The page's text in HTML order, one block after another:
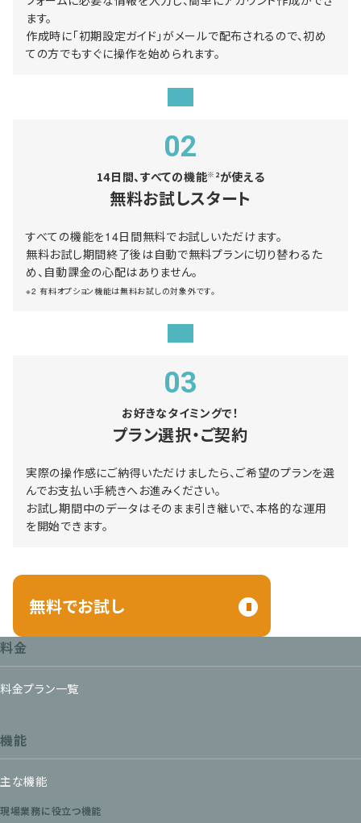
ます。
作成時に「初期設定ガイド」がメールで配布されるので、初め
ての方でもすぐに操作を始められます。
02
14日間、すべての機能※2が使える
無料お試しスタート
すべての機能を14日間無料でお試しいただけます。
無料お試し期間終了後は自動で無料プランに切り替わるた
め、自動課金の心配はありません。
※2 有料オプション機能は無料お試しの対象外です。
03
お好きなタイミングで！
プラン選択・ご契約
実際の操作感にご納得いただけましたら、ご希望のプランを選
んでお支払い手続きへお進みください。
お試し期間中のデータはそのまま引き継いで、本格的な運用
を開始できます。
無料でお試し
料金
料金プラン一覧
機能
主な機能
現場業務に役立つ機能